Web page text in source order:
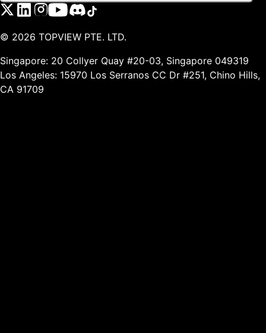
© 2026 TOPVIEW PTE. LTD.
Singapore: 20 Collyer Quay #20-03, Singapore 049319
Los Angeles: 15970 Los Serranos CC Dr #251, Chino Hills,
CA 91709